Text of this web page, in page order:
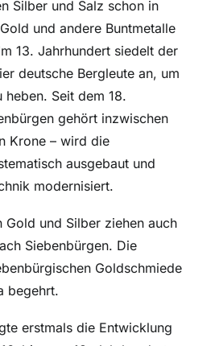
Silber und Salz schon in
und andere Buntmetalle
13. Jahrhundert siedelt der
deutsche Bergleute an, um
Seit dem 18.
gehört inzwischen
Krone – wird die
ausgebaut und
modernisiert.
Gold und Silber ziehen auch
Siebenbürgen. Die
Goldschmiede
begehrt.
erstmals die Entwicklung